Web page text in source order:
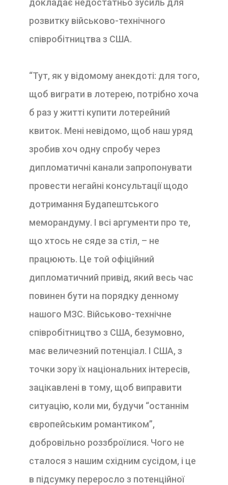
докладає недостатньо зусиль для
розвитку військово-технічного
співробітництва з США.
“Тут, як у відомому анекдоті: для того,
щоб виграти в лотерею, потрібно хоча
б раз у житті купити лотерейний
квиток. Мені невідомо, щоб наш уряд
зробив хоч одну спробу через
дипломатичні канали запропонувати
провести негайні консультації щодо
дотримання Будапештського
меморандуму. І всі аргументи про те,
що хтось не сяде за стіл, – не
працюють. Це той офіційний
дипломатичний привід, який весь час
повинен бути на порядку денному
нашого МЗС. Військово-технічне
співробітництво з США, безумовно,
має величезний потенціал. І США, з
точки зору їх національних інтересів,
зацікавлені в тому, щоб виправити
ситуацію, коли ми, будучи “останнім
європейським романтиком”,
добровільно роззброїлися. Чого не
сталося з нашим східним сусідом, і це
в підсумку переросло з потенційної